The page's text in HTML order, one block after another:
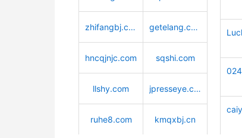
zhifangbj.com getelang.com
hncqjnjc.com sqshi.com
llshy.com jpresseye.com
ruhe8.com kmqxbj.cn